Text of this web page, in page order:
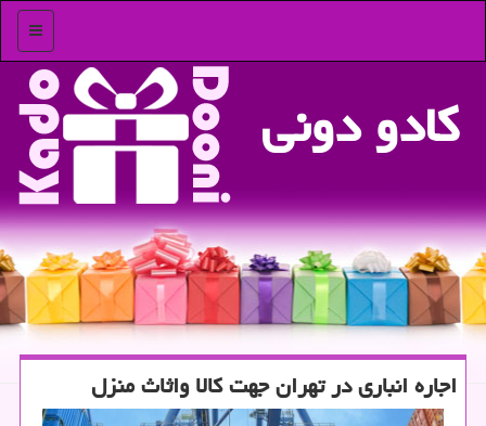
منو
كادو دونی
اجاره انباری در تهران جهت كالا واثاث منزل